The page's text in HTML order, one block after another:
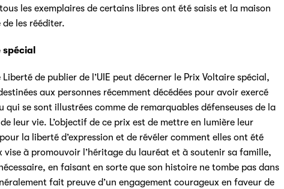
les exemplaires de certains libres ont été saisis et la maison
de les rééditer.
Liberté de publier de l’UIE peut décerner le Prix Voltaire spécial,
aux personnes récemment décédées pour avoir exercé
qui se sont illustrées comme de remarquables défenseuses de la
leur vie. L’objectif de ce prix est de mettre en lumière leur
la liberté d’expression et de révéler comment elles ont été
vise à promouvoir l’héritage du lauréat et à soutenir sa famille,
en faisant en sorte que son histoire ne tombe pas dans
fait preuve d’un engagement courageux en faveur de